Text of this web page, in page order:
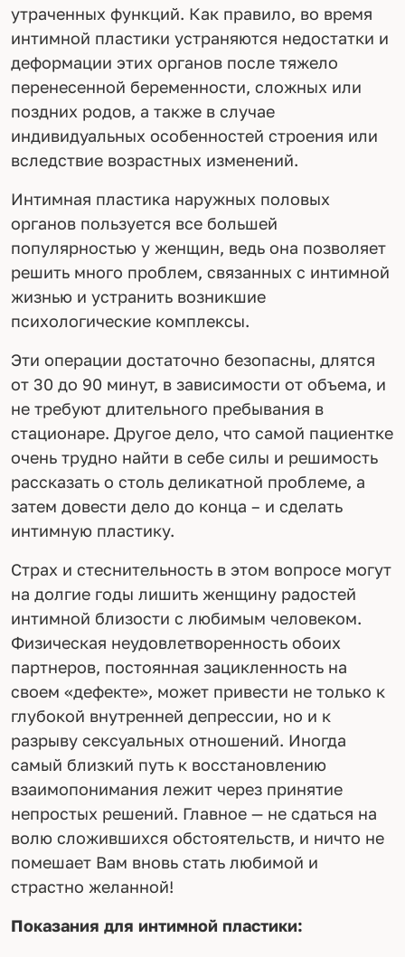
утраченных функций. Как правило, во время
интимной пластики устраняются недостатки и
деформации этих органов после тяжело
перенесенной беременности, сложных или
поздних родов, а также в случае
индивидуальных особенностей строения или
вследствие возрастных изменений.
Интимная пластика наружных половых
органов пользуется все большей
популярностью у женщин, ведь она позволяет
решить много проблем, связанных с интимной
жизнью и устранить возникшие
психологические комплексы.
Эти операции достаточно безопасны, длятся
от 30 до 90 минут, в зависимости от объема, и
не требуют длительного пребывания в
стационаре. Другое дело, что самой пациентке
очень трудно найти в себе силы и решимость
рассказать о столь деликатной проблеме, а
затем довести дело до конца – и сделать
интимную пластику.
Страх и стеснительность в этом вопросе могут
на долгие годы лишить женщину радостей
интимной близости с любимым человеком.
Физическая неудовлетворенность обоих
партнеров, постоянная зацикленность на
своем «дефекте», может привести не только к
глубокой внутренней депрессии, но и к
разрыву сексуальных отношений. Иногда
самый близкий путь к восстановлению
взаимопонимания лежит через принятие
непростых решений. Главное — не сдаться на
волю сложившихся обстоятельств, и ничто не
помешает Вам вновь стать любимой и
страстно желанной!
Показания для интимной пластики: